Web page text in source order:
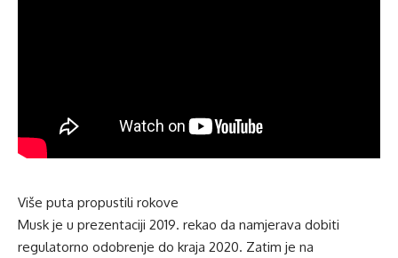
Više puta propustili rokove
Musk je u prezentaciji 2019. rekao da namjerava dobiti
regulatorno odobrenje do kraja 2020. Zatim je na